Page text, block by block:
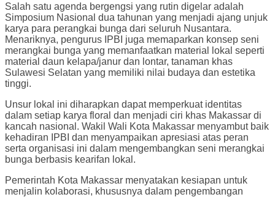
Salah satu agenda bergengsi yang rutin digelar adalah
Simposium Nasional dua tahunan yang menjadi ajang unjuk
karya para perangkai bunga dari seluruh Nusantara.
Menariknya, pengurus IPBI juga memaparkan konsep seni
merangkai bunga yang memanfaatkan material lokal seperti
material daun kelapa/janur dan lontar, tanaman khas
Sulawesi Selatan yang memiliki nilai budaya dan estetika
tinggi.
Unsur lokal ini diharapkan dapat memperkuat identitas
dalam setiap karya floral dan menjadi ciri khas Makassar di
kancah nasional. Wakil Wali Kota Makassar menyambut baik
kehadiran IPBI dan menyampaikan apresiasi atas peran
serta organisasi ini dalam mengembangkan seni merangkai
bunga berbasis kearifan lokal.
Pemerintah Kota Makassar menyatakan kesiapan untuk
menjalin kolaborasi, khususnya dalam pengembangan